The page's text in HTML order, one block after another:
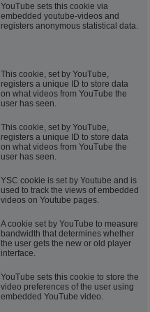
YouTube sets this cookie via
embedded youtube-videos and
registers anonymous statistical data.
This cookie, set by YouTube,
registers a unique ID to store data
on what videos from YouTube the
user has seen.
This cookie, set by YouTube,
registers a unique ID to store data
on what videos from YouTube the
user has seen.
YSC cookie is set by Youtube and is
used to track the views of embedded
videos on Youtube pages.
A cookie set by YouTube to measure
bandwidth that determines whether
the user gets the new or old player
interface.
YouTube sets this cookie to store the
video preferences of the user using
embedded YouTube video.